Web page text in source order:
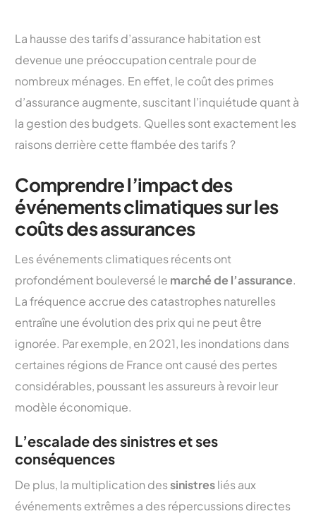
La hausse des tarifs d’assurance habitation est
devenue une préoccupation centrale pour de
nombreux ménages. En effet, le coût des primes
d’assurance augmente, suscitant l’inquiétude quant à
la gestion des budgets. Quelles sont exactement les
raisons derrière cette flambée des tarifs ?
Comprendre l’impact des
événements climatiques sur les
coûts des assurances
Les événements climatiques récents ont
profondément bouleversé le marché de l’assurance.
La fréquence accrue des catastrophes naturelles
entraîne une évolution des prix qui ne peut être
ignorée. Par exemple, en 2021, les inondations dans
certaines régions de France ont causé des pertes
considérables, poussant les assureurs à revoir leur
modèle économique.
L’escalade des sinistres et ses
conséquences
De plus, la multiplication dessinistresliés aux
événements extrêmes a des répercussions directes